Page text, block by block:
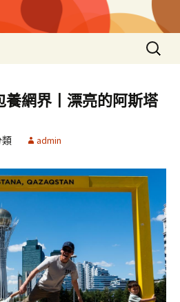
搜
尋
鍵
字:
養網界丨漂亮的阿斯塔
類 admin